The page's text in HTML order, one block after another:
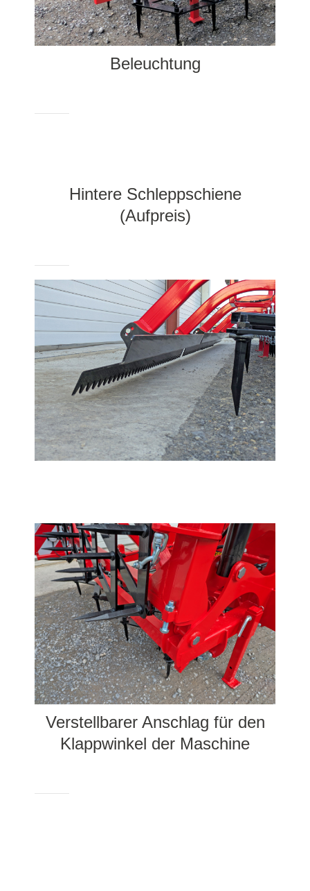
Beleuchtung
Hintere Schleppschiene
(Aufpreis)
Verstellbarer Anschlag für den
Klappwinkel der Maschine